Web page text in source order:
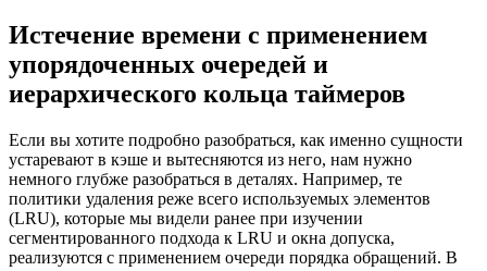
Истечение времени с применением
упорядоченных очередей и
иерархического кольца таймеров
Если вы хотите подробно разобраться, как именно сущности
устаревают в кэше и вытесняются из него, нам нужно
немного глубже разобраться в деталях. Например, те
политики удаления реже всего используемых элементов
(LRU), которые мы видели ранее при изучении
сегментированного подхода к LRU и окна допуска,
реализуются с применением очереди порядка обращений. В